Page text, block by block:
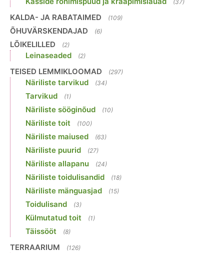
(37)
KALDA- JA RABATAIMED (109)
ÕHUVÄRSKENDAJAD (6)
LÕIKELILLED (2)
Leinaseaded (2)
TEISED LEMMIKLOOMAD (297)
Näriliste tarvikud (34)
Tarvikud (1)
Näriliste sööginõud (10)
Näriliste toit (100)
Näriliste maiused (63)
Näriliste puurid (27)
Näriliste allapanu (24)
Näriliste toidulisandid (18)
Näriliste mänguasjad (15)
Toidulisand (3)
Külmutatud toit (1)
Täissööt (8)
TERRAARIUM (126)